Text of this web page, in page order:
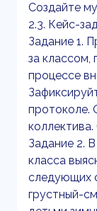
Создайте
2.3. Кейс-
Задание 1.
за классом,
процессе
протоколе.
Задание 2.
класса
следующих
грустный-